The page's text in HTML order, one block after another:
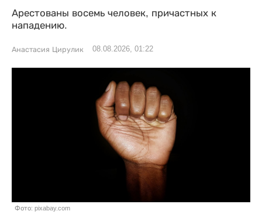
Арестованы восемь человек, причастных к
нападению.
Анастасия Цирулик 08.08.2026, 01:22
Фото: pixabay.com